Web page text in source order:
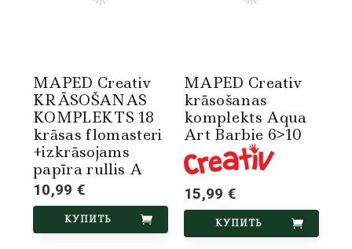
MAPED Creativ
KRĀSOŠANAS
KOMPLEKTS 18
krāsas flomasteri
+izkrāsojams
papīra rullis A
10,99 €
КУПИТЬ
MAPED Creativ
krāsošanas
komplekts Aqua
Art Barbie 6>10
15,99 €
КУПИТЬ